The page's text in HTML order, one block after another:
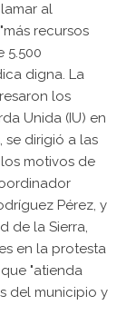
al
recursos
5.500
digna. La
los
Unida (IU) en
se dirigió a las
motivos de
Pérez, y
de la Sierra,
en la protesta
"atienda
del municipio y